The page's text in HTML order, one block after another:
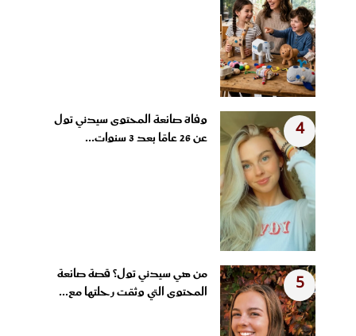
4
وفاة صانعة المحتوى سيدني تول
عن 26 عامًا بعد 3 سنوات...
5
من هي سيدني تول؟ قصة صانعة
المحتوى التي وثقت رحلتها مع...